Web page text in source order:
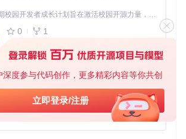
度参与代码创作，更多精彩内容等你共创
立即登录/注册
内核组件，提供进程管理和内存保护
：系统模块集合，包含文件系统、进程管理
安全监控器] -->|验证引导| B[Mesosphere内核]
配| C[Stratosphere系统模块]
务| D[用户应用]
「源启盛夏」暑期校园开发者成长计划旨在激活校园开源力量，通过积分激励、认证扶持、资源倾斜等形式，引导高校组织和开发者完成「入驻 — 建项目 — 做贡献 — 获认证 — 得资源」的完整闭环。无论你是想带领社团入驻平台的组织者，还是希望用代码贡献证明自己的开发者，都能在这里找到属于你的成长路径。
0 1
基于Python的Xiaozhi AI，适用于想要完整Xiaozhi体验而无需拥有专用硬件的用户。
0 1